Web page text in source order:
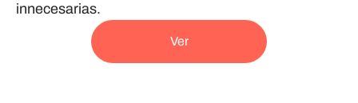
innecesarias.
Ver